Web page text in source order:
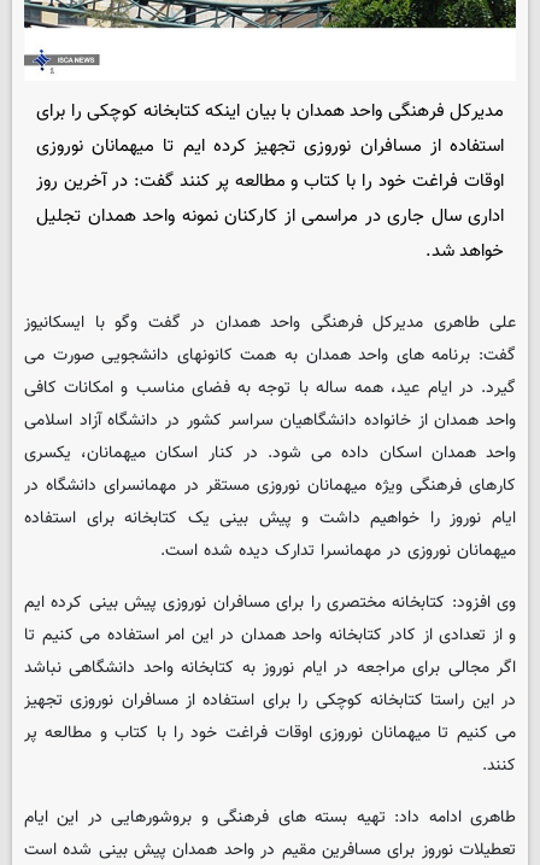
مدیرکل فرهنگی واحد همدان با بیان اینکه کتابخانه کوچکی را برای
استفاده از مسافران نوروزی تجهیز کرده ایم تا میهمانان نوروزی
اوقات فراغت خود را با کتاب و مطالعه پر کنند گفت: در آخرین روز
اداری سال جاری در مراسمی از کارکنان نمونه واحد همدان تجلیل
خواهد شد.
علی طاهری مدیرکل فرهنگی واحد همدان در گفت وگو با ایسکانیوز
گفت: برنامه های واحد همدان به همت کانونهای دانشجویی صورت می
گیرد. در ایام عید، همه ساله با توجه به فضای مناسب و امکانات کافی
واحد همدان از خانواده دانشگاهیان سراسر کشور در دانشگاه آزاد اسلامی
واحد همدان اسکان داده می شود. در کنار اسکان میهمانان، یکسری
کارهای فرهنگی ویژه میهمانان نوروزی مستقر در مهمانسرای دانشگاه در
ایام نوروز را خواهیم داشت و پیش بینی یک کتابخانه برای استفاده
میهمانان نوروزی در مهمانسرا تدارک دیده شده است.
وی افزود: کتابخانه مختصری را برای مسافران نوروزی پیش بینی کرده ایم
و از تعدادی از کادر کتابخانه واحد همدان در این امر استفاده می کنیم تا
اگر مجالی برای مراجعه در ایام نوروز به کتابخانه واحد دانشگاهی نباشد
در این راستا کتابخانه کوچکی را برای استفاده از مسافران نوروزی تجهیز
می کنیم تا میهمانان نوروزی اوقات فراغت خود را با کتاب و مطالعه پر
کنند.
طاهری ادامه داد: تهیه بسته های فرهنگی و بروشورهایی در این ایام
تعطیلات نوروز برای مسافرین مقیم در واحد همدان پیش بینی شده است